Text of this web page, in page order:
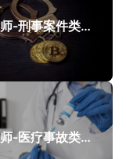
广东律师-刑事案件类案例
广东律师-医疗事故类案件案例